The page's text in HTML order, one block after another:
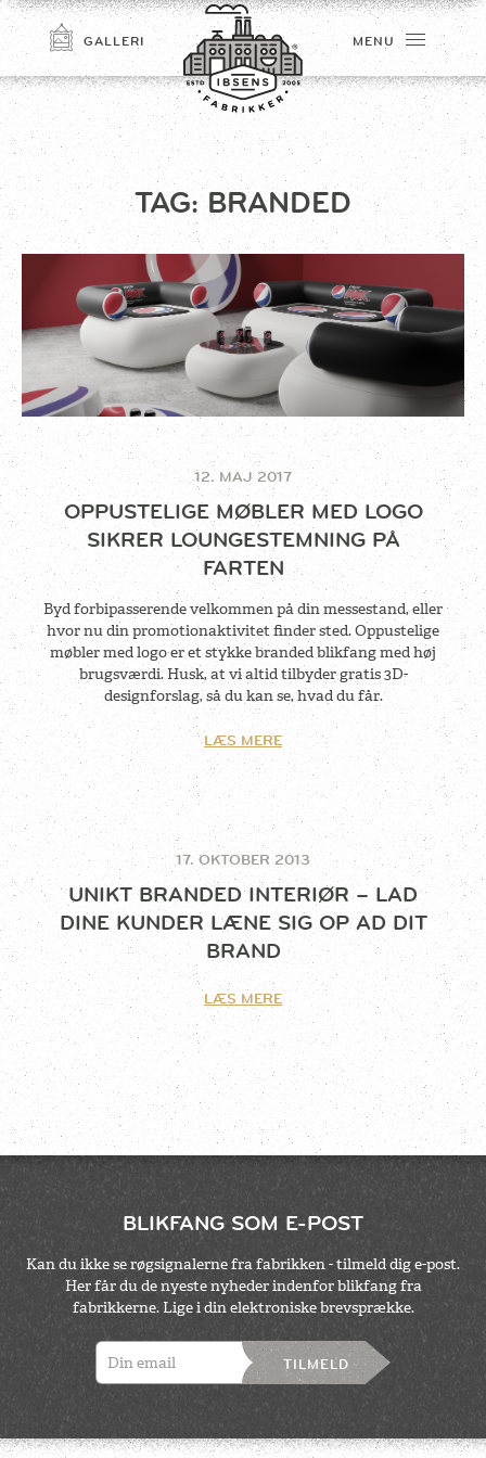
TILMELD
GALLERI MENU
TAG:BRANDED
12. MAJ 2017
OPPUSTELIGE MØBLER MED LOGO
SIKRER LOUNGESTEMNING PÅ
FARTEN
Byd forbipasserende velkommen på din messestand, eller
hvor nu din promotionaktivitet finder sted. Oppustelige
møbler med logo er et stykke branded blikfang med høj
brugsværdi. Husk, at vi altid tilbyder gratis 3D-
designforslag, så du kan se, hvad du får.
LÆS MERE
17. OKTOBER 2013
UNIKT BRANDED INTERIØR – LAD
DINE KUNDER LÆNE SIG OP AD DIT
BRAND
LÆS MERE
BLIKFANG SOM E-POST
Kan du ikke se røgsignalerne fra fabrikken - tilmeld dig e-post.
Her får du de nyeste nyheder indenfor blikfang fra
fabrikkerne. Lige i din elektroniske brevsprække.
TILMELD